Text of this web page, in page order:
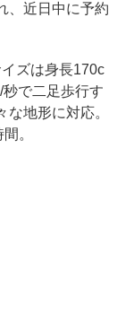
、近日中に予約
ズは身長170c
で二足歩行す
地形に対応。
。